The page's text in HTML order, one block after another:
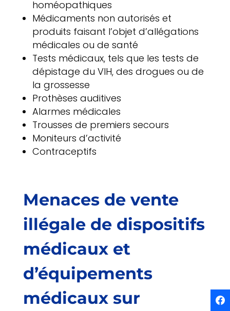
homéopathiques
Médicaments non autorisés et
produits faisant l’objet d’allégations
médicales ou de santé
Tests médicaux, tels que les tests de
dépistage du VIH, des drogues ou de
la grossesse
Prothèses auditives
Alarmes médicales
Trousses de premiers secours
Moniteurs d’activité
Contraceptifs
Menaces de vente
illégale de dispositifs
médicaux et
d’équipements
médicaux sur